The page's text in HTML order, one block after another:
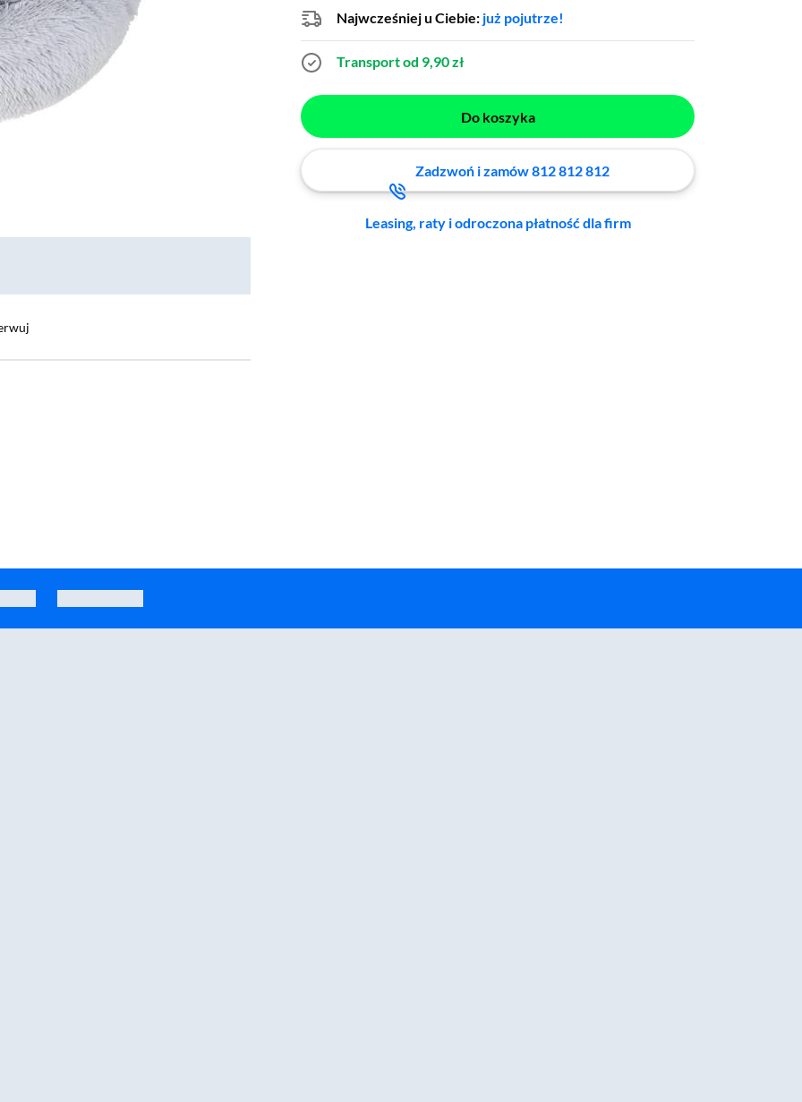
Najwcześniej u Ciebie: już pojutrze!
Transport od 9,90 zł
Do koszyka
Zadzwoń i zamów 812 812 812
Leasing, raty i odroczona płatność dla firm